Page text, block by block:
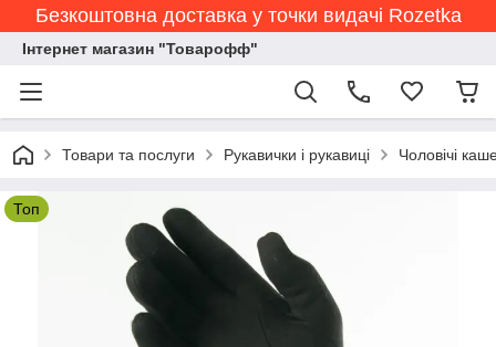
Безкоштовна доставка у точки видачі Rozetka
Інтернет магазин "Товарофф"
Товари та послуги Рукавички і рукавиці Чоловічі
Топ